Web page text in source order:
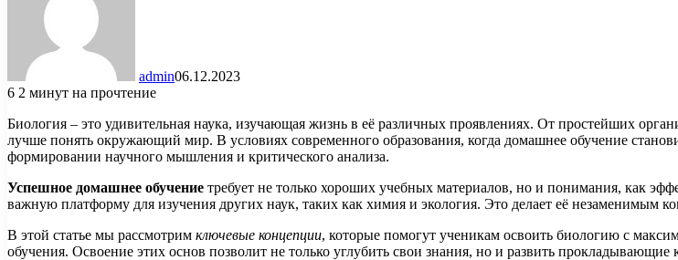
admin06.12.2023
6 2 минут на прочтение
Биология – это удивительная наука, изучающая жизнь в её различных проявлениях. От простейших
лучше понять окружающий мир. В условиях современного образования, когда домашнее обучение
формировании научного мышления и критического анализа.
Успешное домашнее обучение требует не только хороших учебных материалов, но и понимания, как
важную платформу для изучения других наук, таких как химия и экология. Это делает её незаменимым
В этой статье мы рассмотрим ключевые концепции, которые помогут ученикам освоить биологию с
обучения. Освоение этих основ позволит не только углубить свои знания, но и развить